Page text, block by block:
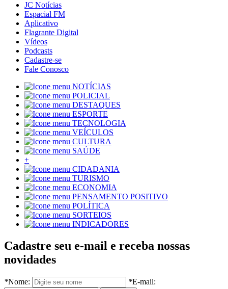
JC Notícias
Espacial FM
Aplicativo
Flagrante Digital
Vídeos
Podcasts
Cadastre-se
Fale Conosco
NOTÍCIAS
POLICIAL
DESTAQUES
ESPORTE
TECNOLOGIA
VEÍCULOS
CULTURA
SAÚDE
+
CIDADANIA
TURISMO
ECONOMIA
PENSAMENTO POSITIVO
POLÍTICA
SORTEIOS
INDICADORES
Cadastre seu e-mail e receba nossas
novidades
*Nome: *E-mail: